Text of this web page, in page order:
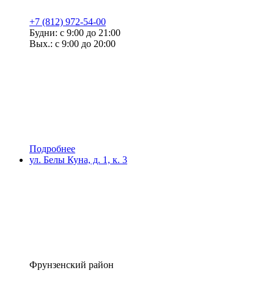
+7 (812) 972-54-00
Будни: с 9:00 до 21:00
Вых.: с 9:00 до 20:00
Подробнее
ул. Белы Куна, д. 1, к. 3
Фрунзенский район